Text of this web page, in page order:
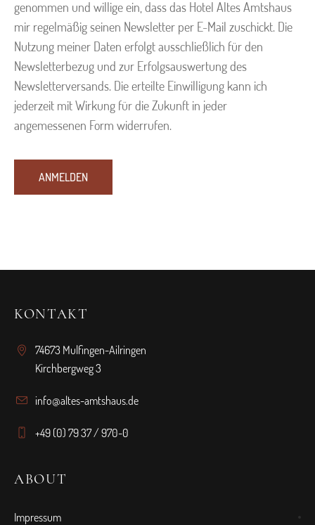
genommen und willige ein, dass das Hotel Altes Amtshaus
mir regelmäßig seinen Newsletter per E-Mail zuschickt. Die
Nutzung meiner Daten erfolgt ausschließlich für den
Newsletterbezug und zur Erfolgsauswertung des
Newsletterversands. Die erteilte Einwilligung kann ich
jederzeit mit Wirkung für die Zukunft in jeder
angemessenen Form widerrufen.
KONTAKT
74673 Mulfingen-Ailringen
Kirchbergweg 3
info@altes-amtshaus.de
+49 (0) 79 37 / 970-0
ABOUT
Impressum